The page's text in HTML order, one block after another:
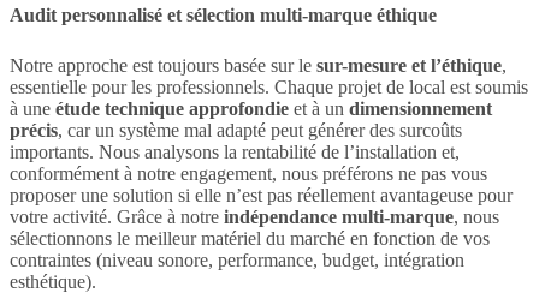
Audit personnalisé et sélection multi-marque éthique
Notre approche est toujours basée sur le sur-mesure et l’éthique,
essentielle pour les professionnels. Chaque projet de local est soumis
à une étude technique approfondie et à un dimensionnement
précis, car un système mal adapté peut générer des surcoûts
importants. Nous analysons la rentabilité de l’installation et,
conformément à notre engagement, nous préférons ne pas vous
proposer une solution si elle n’est pas réellement avantageuse pour
votre activité. Grâce à notre indépendance multi-marque, nous
sélectionnons le meilleur matériel du marché en fonction de vos
contraintes (niveau sonore, performance, budget, intégration
esthétique).